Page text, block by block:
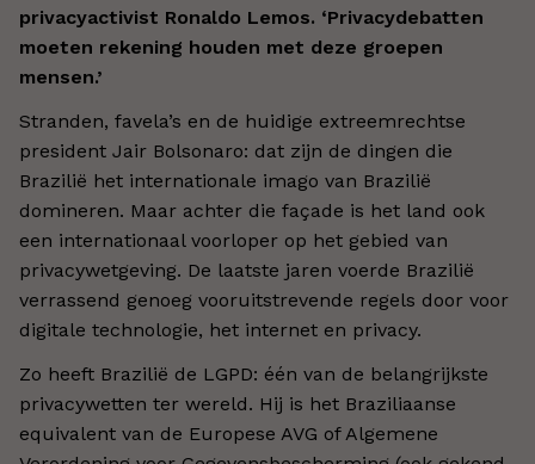
privacyactivist Ronaldo Lemos. ‘Privacydebatten
moeten rekening houden met deze groepen
mensen.’
Stranden, favela’s en de huidige extreemrechtse
president Jair Bolsonaro: dat zijn de dingen die
Brazilië het internationale imago van Brazilië
domineren. Maar achter die façade is het land ook
een internationaal voorloper op het gebied van
privacywetgeving. De laatste jaren voerde Brazilië
verrassend genoeg vooruitstrevende regels door voor
digitale technologie, het internet en privacy.
Zo heeft Brazilië de LGPD: één van de belangrijkste
privacywetten ter wereld. Hij is het Braziliaanse
equivalent van de Europese AVG of Algemene